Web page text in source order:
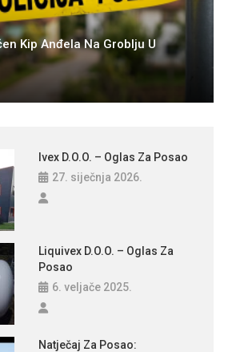
Kip Anđela Na Groblju U
Ivex D.o.o. – Oglas Za Posao
27. siječnja 2026.
Liquivex D.o.o. – Oglas Za
Posao
6. veljače 2025.
Natječaj Za Posao: